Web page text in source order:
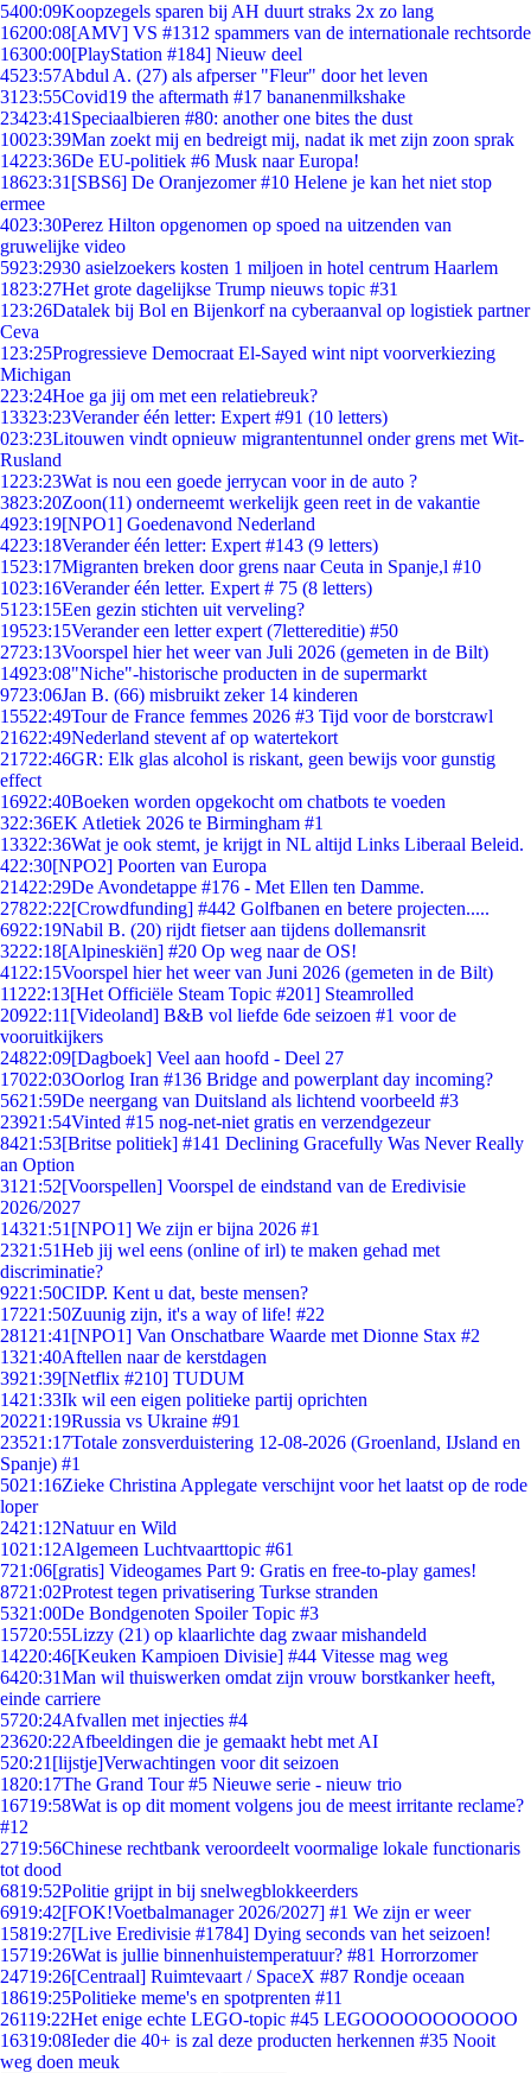
5400:09Koopzegels sparen bij AH duurt straks 2x zo lang
16200:08[AMV] VS #1312 spammers van de internationale rechtsorde
16300:00[PlayStation #184] Nieuw deel
4523:57Abdul A. (27) als afperser "Fleur" door het leven
31 23:55Covid19 the aftermath #17 bananenmilkshake
23423:41 Speciaalbieren #80: another one bites the dust
10023:39Man zoekt mij en bedreigt mij, nadat ik met zijn zoon sprak
14223:36De EU-politiek #6 Musk naar Europa!
18623:31 [SBS6] De Oranjezomer #10 Helene je kan het niet stop
ermee
4023:30Perez Hilton opgenomen op spoed na uitzenden van
gruwelijke video
5923:2930 asielzoekers kosten 1 miljoen in hotel centrum Haarlem
1823:27Het grote dagelijkse Trump nieuws topic #31
1 23:26Datalek bij Bol en Bijenkorf na cyberaanval op logistiek partner
Ceva
1 23:25Progressieve Democraat El-Sayed wint nipt voorverkiezing
Michigan
223:24Hoe ga jij om met een relatiebreuk?
13323:23Verander één letter: Expert #91 (10 letters)
023:23Litouwen vindt opnieuw migrantentunnel onder grens met Wit-
Rusland
1223:23Wat is nou een goede jerrycan voor in de auto ?
3823:20Zoon(11) onderneemt werkelijk geen reet in de vakantie
4923:19[NPO1] Goedenavond Nederland
4223:18Verander één letter: Expert #143 (9 letters)
1523:17Migranten breken door grens naar Ceuta in Spanje,l #10
1023:16Verander één letter. Expert # 75 (8 letters)
51 23:15Een gezin stichten uit verveling?
19523:15Verander een letter expert (7lettereditie) #50
2723:13Voorspel hier het weer van Juli 2026 (gemeten in de Bilt)
14923:08"Niche"-historische producten in de supermarkt
9723:06Jan B. (66) misbruikt zeker 14 kinderen
15522:49Tour de France femmes 2026 #3 Tijd voor de borstcrawl
21622:49Nederland stevent af op watertekort
21722:46GR: Elk glas alcohol is riskant, geen bewijs voor gunstig
effect
16922:40Boeken worden opgekocht om chatbots te voeden
322:36EK Atletiek 2026 te Birmingham #1
13322:36Wat je ook stemt, je krijgt in NL altijd Links Liberaal Beleid.
422:30[NPO2] Poorten van Europa
21422:29De Avondetappe #176 - Met Ellen ten Damme.
27822:22[Crowdfunding] #442 Golfbanen en betere projecten.....
6922:19Nabil B. (20) rijdt fietser aan tijdens dollemansrit
3222:18[Alpineskiën] #20 Op weg naar de OS!
41 22:15Voorspel hier het weer van Juni 2026 (gemeten in de Bilt)
11222:13[Het Officiële Steam Topic #201] Steamrolled
20922:11 [Videoland] B&B vol liefde 6de seizoen #1 voor de
vooruitkijkers
24822:09[Dagboek] Veel aan hoofd - Deel 27
17022:03Oorlog Iran #136 Bridge and powerplant day incoming?
5621:59De neergang van Duitsland als lichtend voorbeeld #3
23921:54Vinted #15 nog-net-niet gratis en verzendgezeur
8421:53[Britse politiek] #141 Declining Gracefully Was Never Really
an Option
31 21:52[Voorspellen] Voorspel de eindstand van de Eredivisie
2026/2027
14321:51 [NPO1] We zijn er bijna 2026 #1
2321:51Heb jij wel eens (online of irl) te maken gehad met
discriminatie?
9221:50CIDP. Kent u dat, beste mensen?
17221:50Zuunig zijn, it's a way of life! #22
281 21:41 [NPO1] Van Onschatbare Waarde met Dionne Stax #2
1321:40Aftellen naar de kerstdagen
3921:39[Netflix #210] TUDUM
1421:33Ik wil een eigen politieke partij oprichten
20221:19Russia vs Ukraine #91
23521:17Totale zonsverduistering 12-08-2026 (Groenland, IJsland en
Spanje) #1
5021:16Zieke Christina Applegate verschijnt voor het laatst op de rode
loper
2421:12Natuur en Wild
1021:12Algemeen Luchtvaarttopic #61
721:06[gratis] Videogames Part 9: Gratis en free-to-play games!
8721:02Protest tegen privatisering Turkse stranden
5321:00De Bondgenoten Spoiler Topic #3
15720:55Lizzy (21) op klaarlichte dag zwaar mishandeld
14220:46[Keuken Kampioen Divisie] #44 Vitesse mag weg
6420:31Man wil thuiswerken omdat zijn vrouw borstkanker heeft,
einde carriere
5720:24Afvallen met injecties #4
23620:22Afbeeldingen die je gemaakt hebt met AI
520:21 [lijstje]Verwachtingen voor dit seizoen
1820:17The Grand Tour #5 Nieuwe serie - nieuw trio
16719:58Wat is op dit moment volgens jou de meest irritante reclame?
#12
2719:56Chinese rechtbank veroordeelt voormalige lokale functionaris
tot dood
6819:52Politie grijpt in bij snelwegblokkeerders
6919:42[FOK!Voetbalmanager 2026/2027] #1 We zijn er weer
15819:27[Live Eredivisie #1784] Dying seconds van het seizoen!
15719:26Wat is jullie binnenhuistemperatuur? #81 Horrorzomer
24719:26[Centraal] Ruimtevaart / SpaceX #87 Rondje oceaan
18619:25Politieke meme's en spotprenten #11
26119:22Het enige echte LEGO-topic #45 LEGOOOOOOOOOOO
16319:08Ieder die 40+ is zal deze producten herkennen #35 Nooit
weg doen meuk